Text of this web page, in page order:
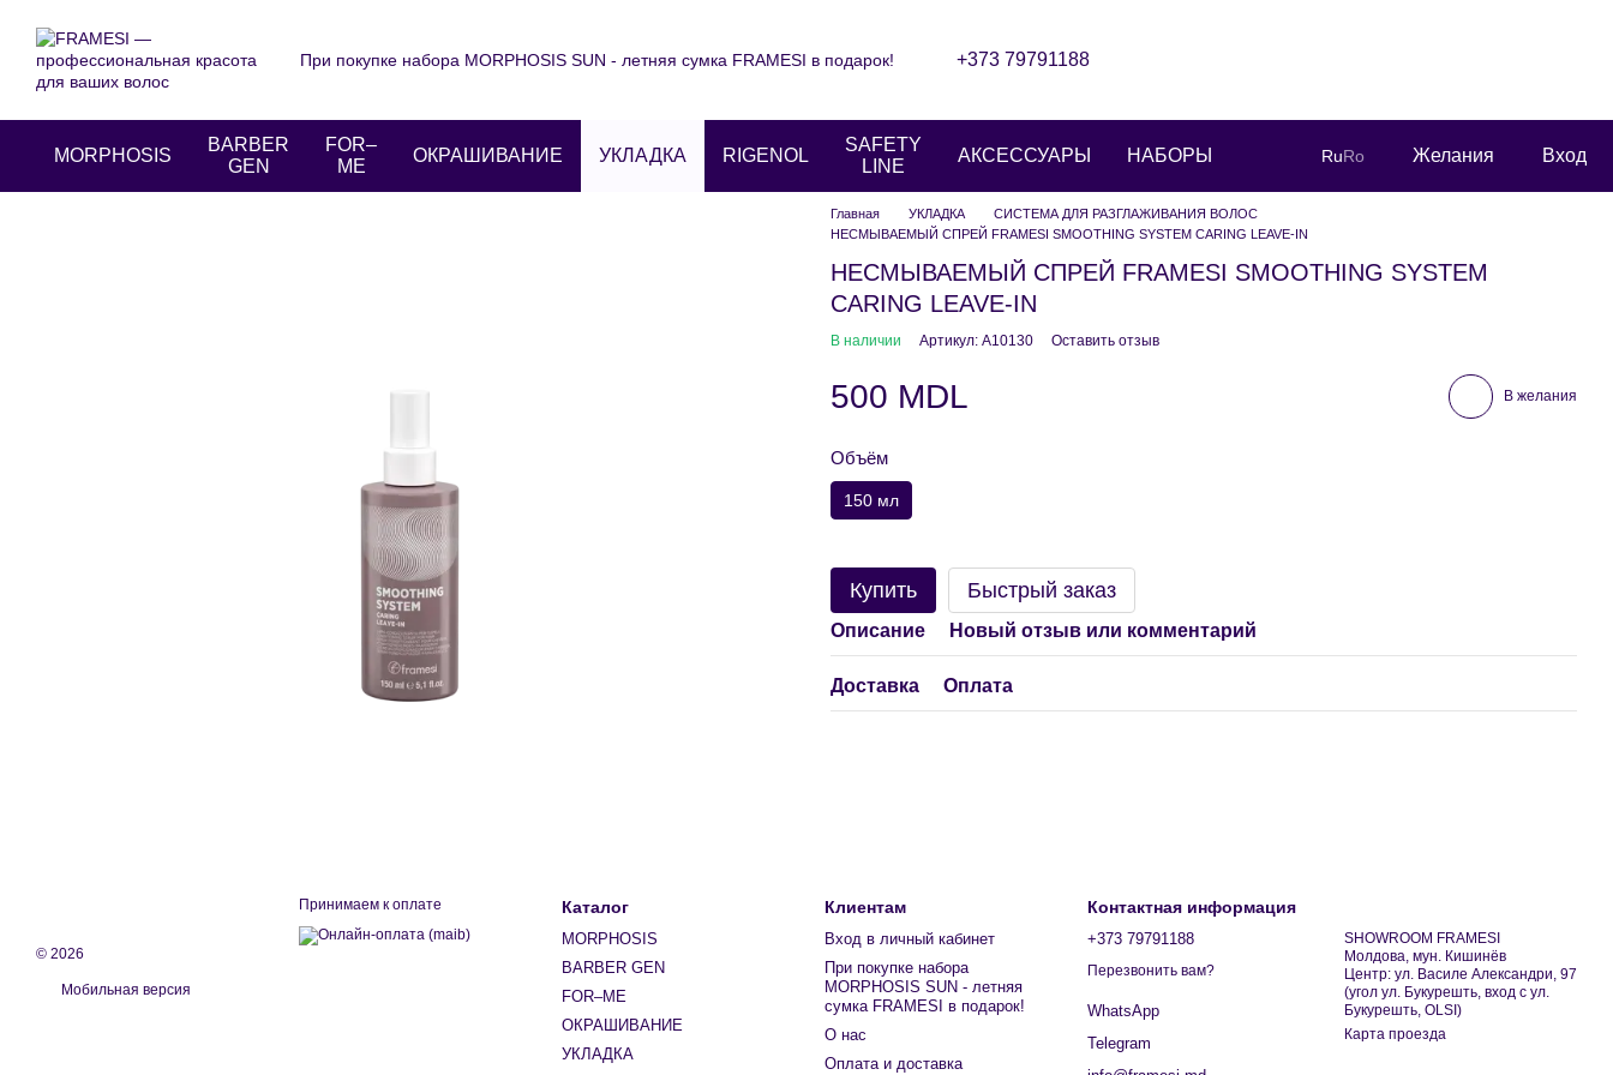
При покупке набора MORPHOSIS SUN - летняя сумка FRAMESI в подарок!
+373 79791188
MORPHOSIS
BARBER
GEN
FOR–
ME
ОКРАШИВАНИЕ УКЛАДКА RIGENOL
SAFETY
LINE
АКСЕССУАРЫ НАБОРЫ RuRo Желания Вход
Главная УКЛАДКА
СИСТЕМА ДЛЯ РАЗГЛАЖИВАНИЯ ВОЛОС
НЕСМЫВАЕМЫЙ СПРЕЙ FRAMESI SMOOTHING SYSTEM CARING LEAVE-IN
НЕСМЫВАЕМЫЙ СПРЕЙ FRAMESI SMOOTHING SYSTEM
CARING LEAVE-IN
В наличии Артикул: A10130 Оставить отзыв
500 MDL В желания
Объём
150 мл
Купить Быстрый заказ
Описание Новый отзыв или комментарий
Доставка Оплата
© 2026
Мобильная версия
Принимаем к оплате Каталог
MORPHOSIS
BARBER GEN
FOR–ME
ОКРАШИВАНИЕ
УКЛАДКА
Клиентам
Вход в личный кабинет
При покупке набора
MORPHOSIS SUN - летняя
сумка FRAMESI в подарок!
О нас
Оплата и доставка
Контактная информация
+373 79791188
Перезвонить вам?
WhatsApp
Telegram
SHOWROOM FRAMESI
Молдова, мун. Кишинёв
Центр: ул. Василе Александри, 97
(угол ул. Букурешть, вход с ул.
Букурешть, OLSI)
Карта проезда